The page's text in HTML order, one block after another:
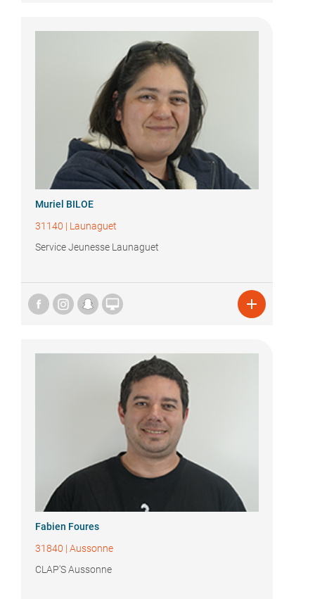
Muriel BILOE
31140 | Launaguet
Service Jeunesse Launaguet
 
Fabien Foures
31840 | Aussonne
CLAP'S Aussonne